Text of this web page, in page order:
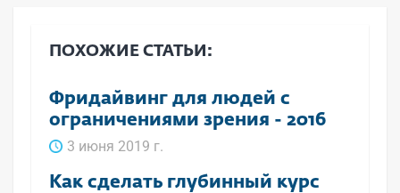
ПОХОЖИЕ СТАТЬИ:
Фридайвинг для людей с
ограничениями зрения - 2016
3 июня 2019 г.
Как сделать глубинный курс